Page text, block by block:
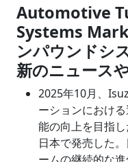
Automotive
Systems
ンパウンドシ
新のニュース
2025年10月、
ーションにおけ
能の向上を目指
日本で発売した
ームの継続的な